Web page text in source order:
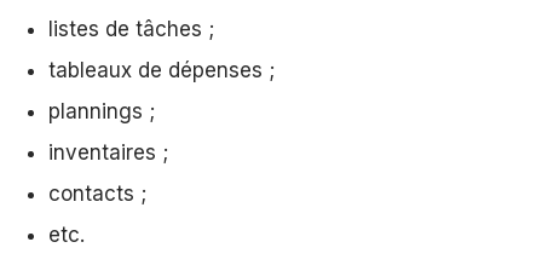
listes de tâches ;
tableaux de dépenses ;
plannings ;
inventaires ;
contacts ;
etc.